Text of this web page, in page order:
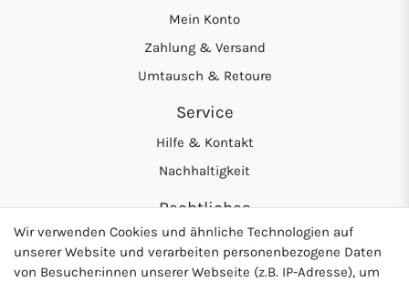
Mein Konto
Zahlung & Versand
Umtausch & Retoure
Service
Hilfe & Kontakt
Nachhaltigkeit
Rechtliches
AGB
Datenschutzerklärung
Wir verwenden Cookies und ähnliche Technologien auf
unserer Website und verarbeiten personenbezogene Daten
von Besucher:innen unserer Webseite (z.B. IP-Adresse), um